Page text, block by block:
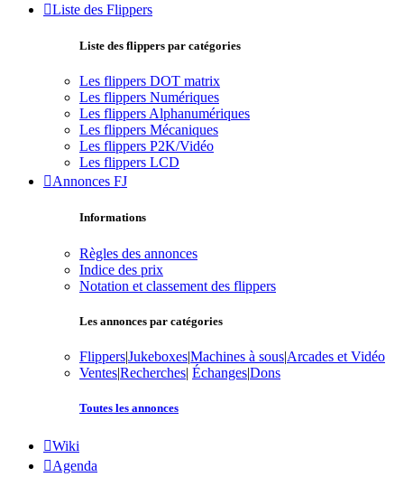
Liste des Flippers
Liste des flippers par catégories
Les flippers DOT matrix
Les flippers Numériques
Les flippers Alphanumériques
Les flippers Mécaniques
Les flippers P2K/Vidéo
Les flippers LCD
Annonces FJ
Informations
Règles des annonces
Indice des prix
Notation et classement des flippers
Les annonces par catégories
Flippers|Jukeboxes|Machines à sous|Arcades et Vidéo
Ventes|Recherches| Échanges|Dons
Toutes les annonces
Wiki
Agenda